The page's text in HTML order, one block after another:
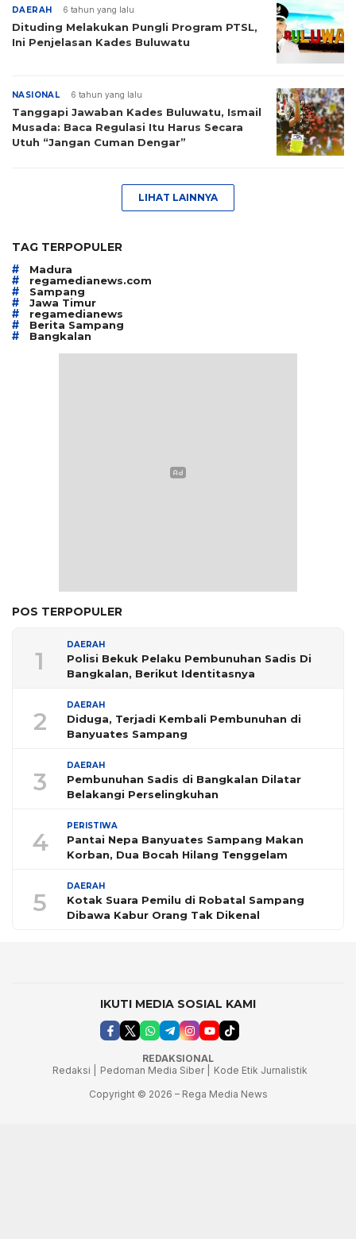
DAERAH 6 tahun yang lalu
Dituding Melakukan Pungli Program PTSL,
Ini Penjelasan Kades Buluwatu
NASIONAL 6 tahun yang lalu
Tanggapi Jawaban Kades Buluwatu, Ismail
Musada: Baca Regulasi Itu Harus Secara
Utuh “Jangan Cuman Dengar”
LIHAT LAINNYA
TAG TERPOPULER
# Madura
# regamedianews.com
# Sampang
# Jawa Timur
# regamedianews
# Berita Sampang
# Bangkalan
POS TERPOPULER
1
DAERAH
Polisi Bekuk Pelaku Pembunuhan Sadis Di
Bangkalan, Berikut Identitasnya
2
DAERAH
Diduga, Terjadi Kembali Pembunuhan di
Banyuates Sampang
3
DAERAH
Pembunuhan Sadis di Bangkalan Dilatar
Belakangi Perselingkuhan
4
PERISTIWA
Pantai Nepa Banyuates Sampang Makan
Korban, Dua Bocah Hilang Tenggelam
5
DAERAH
Kotak Suara Pemilu di Robatal Sampang
Dibawa Kabur Orang Tak Dikenal
IKUTI MEDIA SOSIAL KAMI
REDAKSIONAL
Redaksi |
Pedoman Media Siber |
Kode Etik Jurnalistik
Copyright © 2026 – Rega Media News